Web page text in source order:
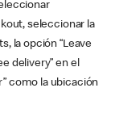
seleccionar la
la opción “Leave
delivery” en el
como la ubicación